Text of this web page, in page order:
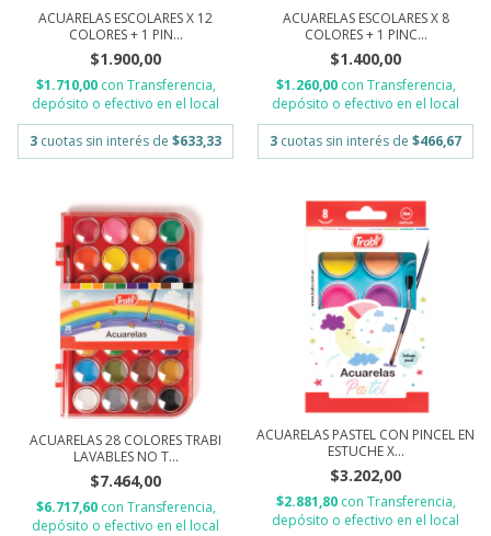
ACUARELAS ESCOLARES X 12
COLORES + 1 PIN...
$1.900,00
$1.710,00 con Transferencia,
depósito o efectivo en el local
3 cuotas sin interés de $633,33
ACUARELAS ESCOLARES X 8
COLORES + 1 PINC...
$1.400,00
$1.260,00 con Transferencia,
depósito o efectivo en el local
3 cuotas sin interés de $466,67
ACUARELAS 28 COLORES TRABI
LAVABLES NO T...
$7.464,00
$6.717,60 con Transferencia,
depósito o efectivo en el local
ACUARELAS PASTEL CON PINCEL EN
ESTUCHE X...
$3.202,00
$2.881,80 con Transferencia,
depósito o efectivo en el local